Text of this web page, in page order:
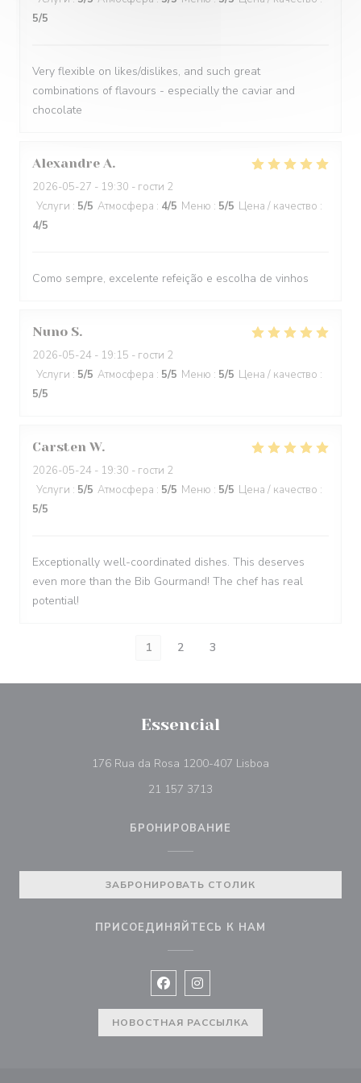
5/5
Very flexible on likes/dislikes, and such great
combinations of flavours - especially the caviar and
chocolate
Alexandre A
2026-05-27 - 19:30 - гости 2
Услуги : 5/5 Атмосфера : 4/5 Меню : 5/5 Цена / качество :
4/5
Como sempre, excelente refeição e escolha de vinhos
Nuno S
2026-05-24 - 19:15 - гости 2
Услуги : 5/5 Атмосфера : 5/5 Меню : 5/5 Цена / качество :
5/5
Carsten W
2026-05-24 - 19:30 - гости 2
Услуги : 5/5 Атмосфера : 5/5 Меню : 5/5 Цена / качество :
5/5
Exceptionally well-coordinated dishes. This deserves
even more than the Bib Gourmand! The chef has real
potential!
1 2 3
Essencial
176 Rua da Rosa 1200-407 Lisboa
21 157 3713
БРОНИРОВАНИЕ
ЗАБРОНИРОВАТЬ СТОЛИК
ПРИСОЕДИНЯЙТЕСЬ К НАМ
Facebook ((открывается в новом
Instagram ((открывается в
НОВОСТНАЯ РАССЫЛКА